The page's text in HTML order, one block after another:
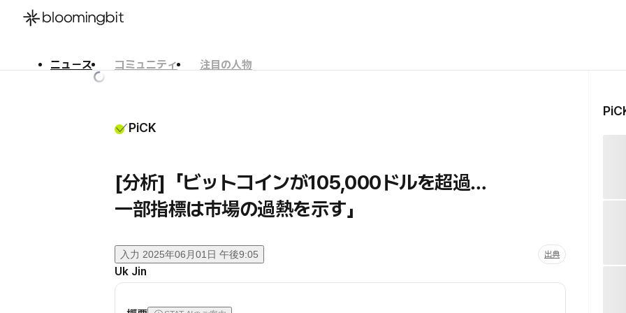
ニュース コミュニティ
注目の人物
PiCK
[分析]「ビットコインが105,000ドルを超過…
一部指標は市場の過熱を示す」
入力 2025年06月01日 午後9:05 出典
Uk Jin